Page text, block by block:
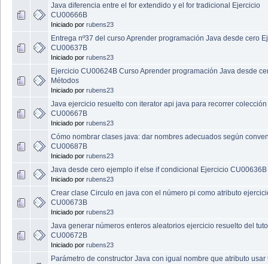
Java diferencia entre el for extendido y el for tradicional Ejercicio
CU00666B
Iniciado por rubens23
Entrega nº37 del curso Aprender programación Java desde cero
CU00637B
Iniciado por rubens23
Ejercicio CU00624B Curso Aprender programación Java desde
Métodos
Iniciado por rubens23
Java ejercicio resuelto con iterator api java para recorrer colección
CU00667B
Iniciado por rubens23
Cómo nombrar clases java: dar nombres adecuados según
CU00687B
Iniciado por rubens23
Java desde cero ejemplo if else if condicional Ejercicio CU00636B
Iniciado por rubens23
Crear clase Circulo en java con el número pi como atributo
CU00673B
Iniciado por rubens23
Java generar números enteros aleatorios ejercicio resuelto del
CU00672B
Iniciado por rubens23
Parámetro de constructor Java con igual nombre que atributo usar